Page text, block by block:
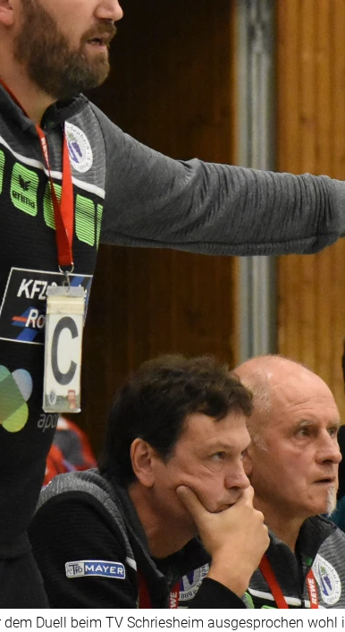
Duell beim TV Schriesheim ausgesprochen